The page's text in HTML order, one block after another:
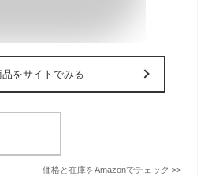
品をサイトでみる
価格と在庫をAmazonでチェック >>